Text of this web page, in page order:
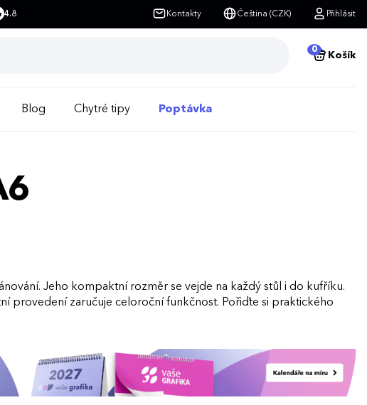
4.8 Kontakty Čeština (CZK) Přihlásit
0
Košík
Blog Chytré tipy Poptávka
Jeho kompaktní rozměr se vejde na každý stůl i do kufříku.
provedení zaručuje celoroční funkčnost. Pořiďte si praktického